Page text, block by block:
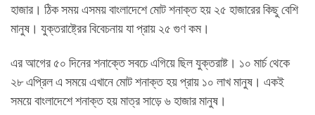
হাজার। ঠিক সময় এসময় বাংলাদেশে মোট শনাক্ত হয় ২৫ হাজারের কিছু বেশি
মানুষ। যুক্তরাষ্ট্রের বিবেচনায় যা প্রায় ২৫ গুণ কম।
এর আগের ৫০ দিনের শনাক্তে সবচে এগিয়ে ছিল যুক্তরাষ্ট। ১০ মার্চ থেকে
২৮ এপ্রিল এ সময়ে এখানে মোট শনাক্ত হয় প্রায় ১০ লাখ মানুষ। একই
সময়ে বাংলাদেশে শনাক্ত হয় মাত্র সাড়ে ৬ হাজার মানুষ।